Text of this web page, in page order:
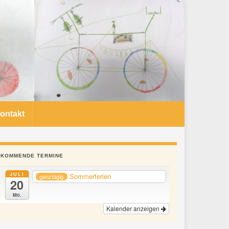
KOMMENDE TERMINE
JULI
20
Mo.
ganztägig Sommerferien
Kalender anzeigen